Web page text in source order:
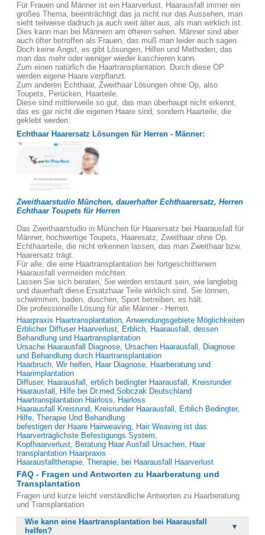
Für Frauen und Männer ist ein Haarverlust, Haarausfall immer ein
großes Thema, beeinträchtigt das ja nicht nur das Aussehen, man
sieht teilweise dadruch ja auch weit älter aus, als man wirklich ist.
Dies kann man bei Männern am öfteren sehen. Männer sind aber
auch öfter betroffen als Frauen, das muß man leider auch sagen.
Doch keine Angst, es gibt Lösungen, Hilfen und Methoden, das
man das mehr oder weniger wieder kaschieren kann.
Zum einen natürlich die Haartransplantation. Durch diese OP
werden eigene Haare verpflanzt.
Zum anderen Echthaar, Zweithaar Lösungen ohne Op, also
Toupets, Perücken, Haarteile.
Diese sind mittlerweile so gut, das man überhaupt nicht erkennt,
das es gar nicht die eigenen Haare sind, sondern Haarteile, die
geklebt werden.
Echthaar Haarersatz Lösungen für Herren - Männer:
Zweithaarstudio München, dauerhafter Echthaarersatz, Herren
Echthaar Toupets für Herren
Das Zweithaarstudio in München für Haarersatz bei Haarausfall für
Männer, hochwertige Toupets, Haaresatz, Zweithaar ohne Op.
Echthaarteile, die nicht erkennen lassen, das man Zweithaar bzw.
Haarersatz trägt.
Für alle, die eine Haartransplantation bei fortgeschrittenem
Haarausfall vermeiden möchten.
Lassen Sie sich beraten, Sie werden erstaunt sein, wie langlebig
und dauerhaft diese Ersatzhaar Teile wirklich sind. Sie lönnen,
schwimmen, baden, duschen, Sport betreiben, es hält.
Die professionelle Lösung für alle Männer - Herren.
Haarpraxis Haartransplantation, Anwendungsgebiete Möglichkeiten
Erblicher Diffuser Haarverlust, Erblich, Haarausfall, dessen
Behandlung und Haartransplantation
Ursache Haarausfall Diagnose, Ursachen Haarausfall, Diagnose
und Behandlung durch Haartransplantation
Haarbruch, Wir helfen, Haar Diagnose, Haarberatung und
Haarimplantation
Diffuser, Haarausfall, erblich bedingter Haarausfall, Kreisrunder
Haarausfall, Hilfe bei Dr.med.Sobczak Deutschland
Haartransplantation Hairloss, Hairloss
Haarausfall Kreisrund, Kreisrunder Haarausfall, Erblich Bedingter,
Hilfe, Therapie Und Behandlung
befestigen der Haare Hairweaving, Hair Weaving ist das
Haarverträglichste Befestigungs System,
Kopfhaarverlust, Beratung Haar Ausfall Ursachen, Haar
transplantation Haarpraxis
Haarausfalltherapie, Therapie, bei Haarausfall Haarverlust
FAQ - Fragen und Antworten zu Haarberatung und
Transplantation
Fragen und kurze leicht verständliche Antworten zu Haarberatung
und Transplantation
Wie kann eine Haartransplantation bei Haarausfall
helfen?